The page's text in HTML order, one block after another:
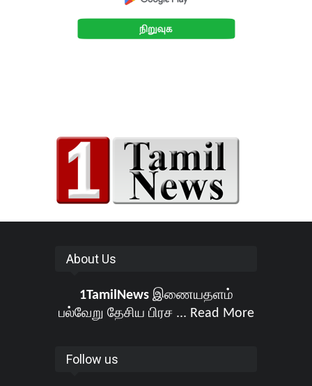
About Us
1TamilNewsஇணையதளம்
பல்வேறு தேசிய பிரச ... Read More
Follow us